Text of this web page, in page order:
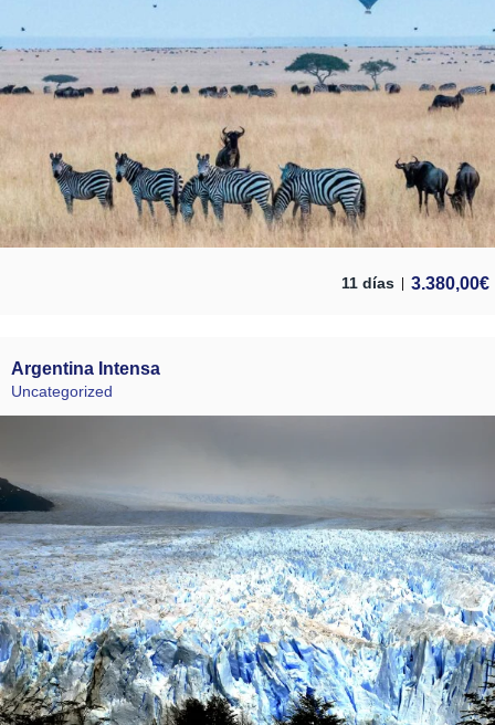
11 días 3.380,00€
Argentina Intensa
Uncategorized